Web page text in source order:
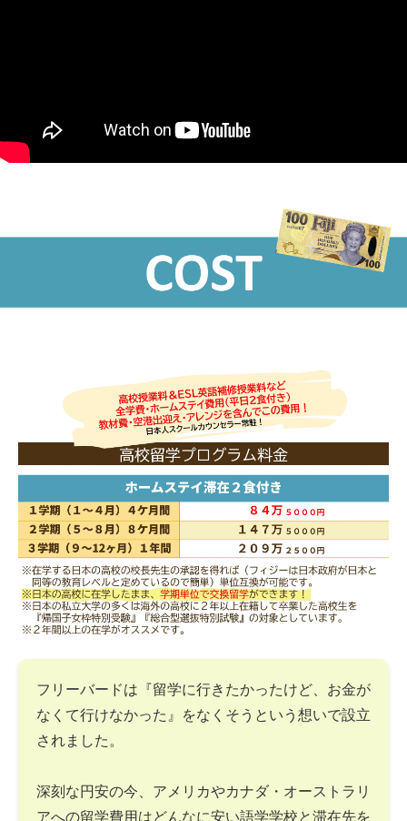
フリーバードは『留学に行きたかったけど、お金が
なくて行けなかった』をなくそうという想いで設立
されました。
深刻な円安の今、アメリカやカナダ・オーストラリ
アへの留学費用はどんなに安い語学学校と滞在先を